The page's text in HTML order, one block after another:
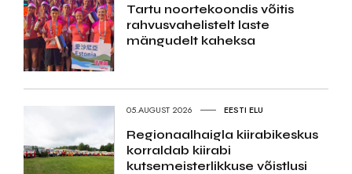
Tartu noortekoondis võitis
rahvusvahelistelt laste
mängudelt kaheksa
05.AUGUST 2026 EESTI ELU
Regionaalhaigla kiirabikeskus
korraldab kiirabi
kutsemeisterlikkuse võistlusi